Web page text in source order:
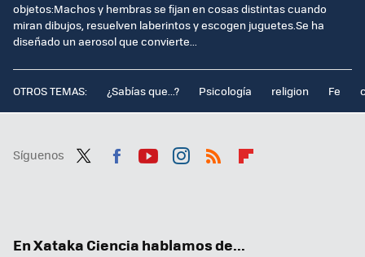
objetos:Machos y hembras se fijan en cosas distintas cuando
miran dibujos, resuelven laberintos y escogen juguetes.Se ha
diseñado un aerosol que convierte...
OTROS TEMAS: ¿Sabías que...? Psicología religion Fe
Síguenos
En Xataka Ciencia hablamos de...